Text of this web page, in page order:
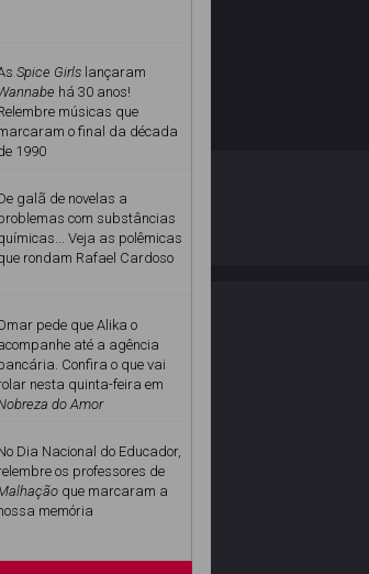
Spice Girls lançaram
há 30 anos!
músicas que
o final da década
1990
galã de novelas a
com substâncias
Veja as polêmicas
rondam Rafael Cardoso
pede que Alika o
até a agência
Confira o que vai
nesta quinta-feira em
do Amor
Dia Nacional do Educador,
os professores de
que marcaram a
memória
por